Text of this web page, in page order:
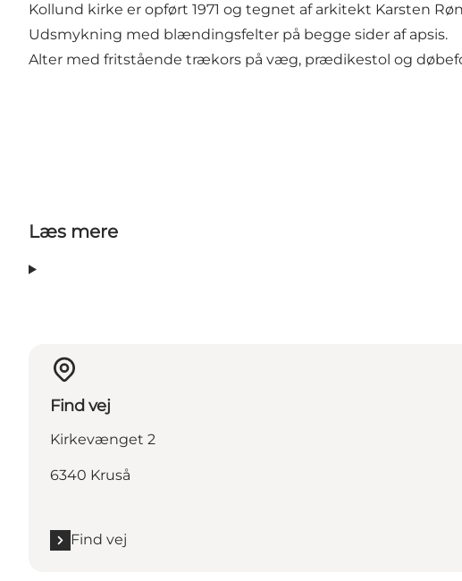
Kollund kirke er opført 1971 og tegnet af arkitekt Karsten
Udsmykning med blændingsfelter på begge sider af apsis.
Alter med fritstående trækors på væg, prædikestol og
Læs mere
Find vej
Kirkevænget 2
6340 Kruså
Find vej